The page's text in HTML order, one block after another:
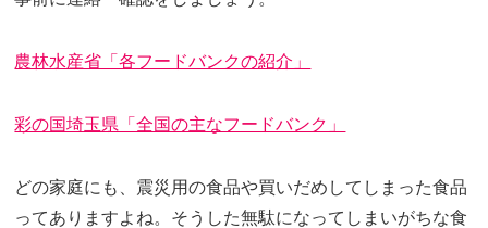
農林水産省「各フードバンクの紹介」
彩の国埼玉県「全国の主なフードバンク」
どの家庭にも、震災用の食品や買いだめしてしまった食品
ってありますよね。そうした無駄になってしまいがちな食